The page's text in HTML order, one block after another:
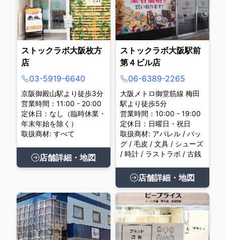
ストックラボ大阪枚方
店
03-5919-6640
京阪御殿山駅より徒歩3分
営業時間：11:00 - 20:00
定休日：なし（臨時休業・
年末年始を除く）
取扱商材: すべて
店舗詳細・地図
ストックラボ大阪駅前
第４ビル店
06-6389-2265
大阪メトロ御堂筋線 梅田
駅より徒歩5分
営業時間：10:00 - 19:00
定休日：日曜日・祝日
取扱商材: アパレル / バッ
グ / 毛皮 / 文具 / シューズ
/ 時計 / ラストラボ / 古銭
店舗詳細・地図